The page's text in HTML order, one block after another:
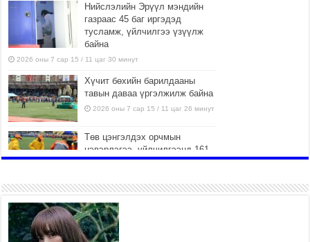
Нийслэлийн Эрүүл мэндийн
газраас 45 баг иргэдэд
тусламж, үйлчилгээ үзүүлж
байна
2026 оны 7 сар 15 / 11 цаг 30 минут
Хүчит бөхийн барилдааны
тавын даваа үргэлжилж байна
2026 оны 7 сар 15 / 11 цаг 26 минут
Төв цэнгэлдэх орчмын
цэвэрлэгээ, үйлчилгээнд 161
ажилтан, 27 техниктэй
2026 оны 7 сар 15 / 11 цаг 22 минут
Наадмын амралтын өдрүүдэд
нийслэлийн эрүүл мэндийн
байгууллагууд дараах